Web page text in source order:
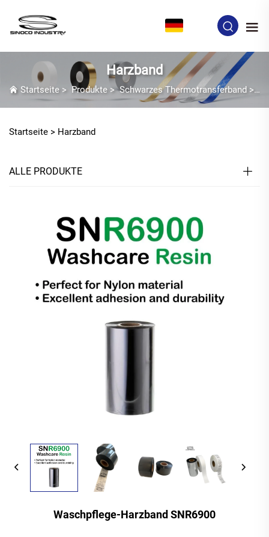
Harzband
Startseite > Produkte >Schwarzes Thermotransferband >
Startseite > Harzband
ALLE PRODUKTE
Waschpflege-Harzband SNR6900